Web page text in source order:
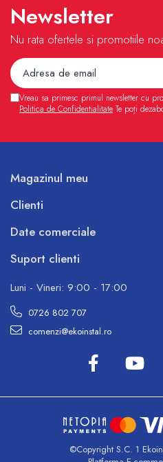
Newsletter
Nu rata ofertele si promotiile
Vreau sa primesc primul newsletter cu
Politica de Confidentialitate Te poți
Magazinul meu
Clienti
Date comerciale
Suport clienti
Luni - Vineri: 9:00 - 17:00
0726 802 707
comenzi@ekoinstal.ro
©Copyright S.C. 1